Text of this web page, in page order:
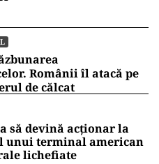
Românii îl atacă pe
de călcat
să devină acționar la
unui terminal american
lichefiate